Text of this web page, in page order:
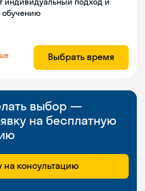
Выбрать время
выбор —
на бесплатную
на консультацию